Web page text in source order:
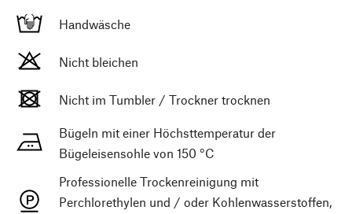
Handwäsche
Nicht bleichen
Nicht im Tumbler / Trockner trocknen
Bügeln mit einer Höchsttemperatur der
Bügeleisensohle von 150 °C
Professionelle Trockenreinigung mit
Perchlorethylen und / oder Kohlenwasserstoffen,